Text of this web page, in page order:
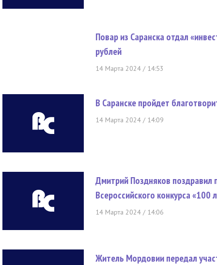
Повар из Саранска отдал
рублей
14 Марта 2024 / 14:53
В Саранске пройдет
14 Марта 2024 / 14:09
Дмитрий Поздняков поздравил
Всероссийского конкурса «100
14 Марта 2024 / 14:06
Житель Мордовии передал